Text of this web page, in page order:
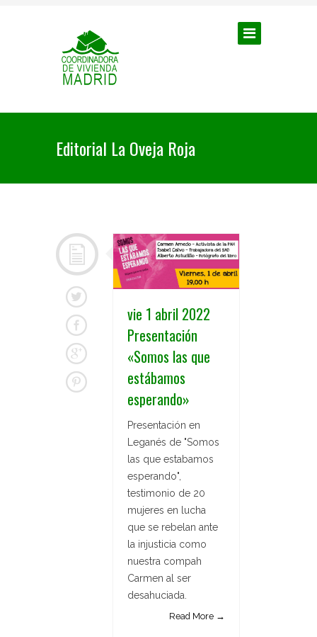
Editorial La Oveja Roja
vie 1 abril 2022
Presentación
«Somos las que
estábamos
esperando»
Presentación en
Leganés de "Somos
las que estabamos
esperando",
testimonio de 20
mujeres en lucha
que se rebelan ante
la injusticia como
nuestra compah
Carmen al ser
desahuciada.
Read More →